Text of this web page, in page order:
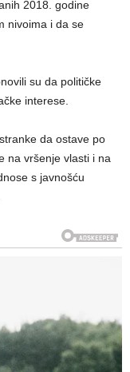
2018. godine
nivoima i da se
su da političke
interese.
da ostave po
na vršenje vlasti i na
s javnošću